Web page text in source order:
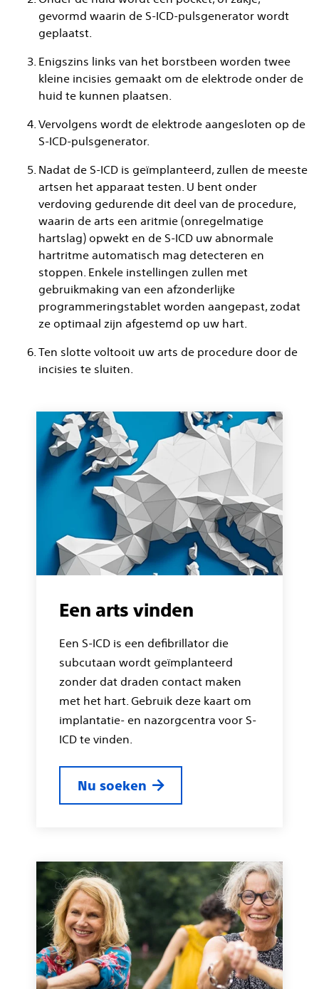
gevormd waarin de S-ICD-pulsgenerator wordt
geplaatst.
Enigszins links van het borstbeen worden twee
kleine incisies gemaakt om de elektrode onder de
huid te kunnen plaatsen.
Vervolgens wordt de elektrode aangesloten op de
S-ICD-pulsgenerator.
Nadat de S-ICD is geïmplanteerd, zullen de meeste
artsen het apparaat testen. U bent onder
verdoving gedurende dit deel van de procedure,
waarin de arts een aritmie (onregelmatige
hartslag) opwekt en de S-ICD uw abnormale
hartritme automatisch mag detecteren en
stoppen. Enkele instellingen zullen met
gebruikmaking van een afzonderlijke
programmeringstablet worden aangepast, zodat
ze optimaal zijn afgestemd op uw hart.
Ten slotte voltooit uw arts de procedure door de
incisies te sluiten.
Een arts vinden
Een S-ICD is een defibrillator die
subcutaan wordt geïmplanteerd
zonder dat draden contact maken
met het hart. Gebruik deze kaart om
implantatie- en nazorgcentra voor S-
ICD te vinden.
Nu soeken